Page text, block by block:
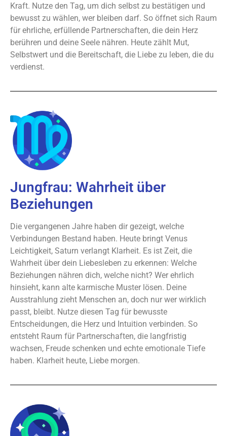
Kraft. Nutze den Tag, um dich selbst zu bestätigen und
bewusst zu wählen, wer bleiben darf. So öffnet sich Raum
für ehrliche, erfüllende Partnerschaften, die dein Herz
berühren und deine Seele nähren. Heute zählt Mut,
Selbstwert und die Bereitschaft, die Liebe zu leben, die du
verdienst.
Jungfrau: Wahrheit über
Beziehungen
Die vergangenen Jahre haben dir gezeigt, welche
Verbindungen Bestand haben. Heute bringt Venus
Leichtigkeit, Saturn verlangt Klarheit. Es ist Zeit, die
Wahrheit über dein Liebesleben zu erkennen: Welche
Beziehungen nähren dich, welche nicht? Wer ehrlich
hinsieht, kann alte karmische Muster lösen. Deine
Ausstrahlung zieht Menschen an, doch nur wer wirklich
passt, bleibt. Nutze diesen Tag für bewusste
Entscheidungen, die Herz und Intuition verbinden. So
entsteht Raum für Partnerschaften, die langfristig
wachsen, Freude schenken und echte emotionale Tiefe
haben. Klarheit heute, Liebe morgen.